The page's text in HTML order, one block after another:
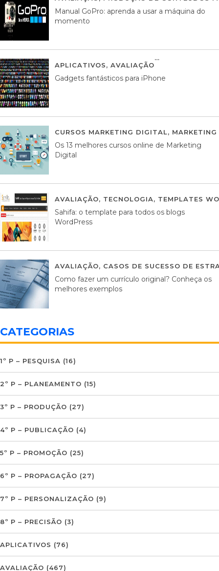
Manual GoPro: aprenda a usar a máquina do
momento
APLICATIVOS, AVALIAÇÃO
Gadgets fantásticos para iPhone
CURSOS MARKETING DIGITAL,
Os 13 melhores cursos online de Marketing
Digital
AVALIAÇÃO, TECNOLOGIA, TEMPLATES
Sahifa: o template para todos os blogs
WordPress
AVALIAÇÃO, CASOS DE SUCESSO DE
Como fazer um currículo original? Conheça os
melhores exemplos
CATEGORIAS
1º P – PESQUISA (16)
2º P – PLANEAMENTO (15)
3º P – PRODUÇÃO (27)
4º P – PUBLICAÇÃO (4)
5º P – PROMOÇÃO (25)
6º P – PROPAGAÇÃO (27)
7º P – PERSONALIZAÇÃO (9)
8º P – PRECISÃO (3)
APLICATIVOS (76)
AVALIAÇÃO (467)